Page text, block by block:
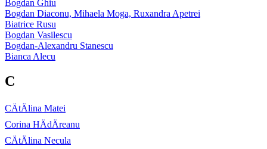
Bogdan Ghiu
Bogdan Diaconu, Mihaela Moga, Ruxandra Apetrei
Biatrice Rusu
Bogdan Vasilescu
Bogdan-Alexandru Stanescu
Bianca Alecu
C
CÄtÄlina Matei
Corina HÄdÄreanu
CÄtÄlina Necula